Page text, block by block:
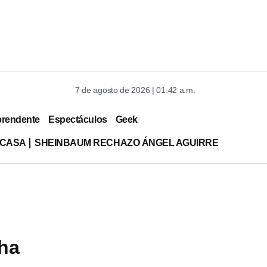
7 de agosto de 2026 | 01:42 a.m.
Espectáculos Geek
SHEINBAUM RECHAZO ÁNGEL AGUIRRE